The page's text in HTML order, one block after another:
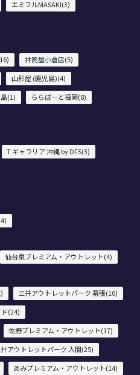
エミフルMASAKI(3)
井筒屋小倉店(5)
山形屋 (鹿児島)(4)
(1)
ららぽーと福岡(8)
T ギャラリア 沖縄 by DFS(3)
仙台泉プレミアム・アウトレット(4)
三井アウトレットパーク 幕張(10)
(24)
佐野プレミアム・アウトレット(17)
アウトレットパーク 入間(25)
あみプレミアム・アウトレット(14)